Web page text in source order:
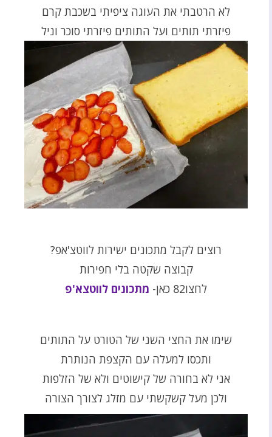
לא הרטבתי את העוגה ציפיתי בשכבת קרם
פיזרתי תותים ועל התותים פיזרתי סוכר וניל
רוצים לקבל מתכונים ישירות לווטצ'אפ?
קבוצה שקטה בלי חפירות
לחצו82 כאן-
מתכונים לווטצא'פ
שימו את החצי השני של הטורט על התותים
ותכסו למעלה עם הקצפת הנותרת
אני לא בחורה של קישוטים ולא של הזלפות
ולכן מעל קשקשתי עם מזלג לצורך הצורה